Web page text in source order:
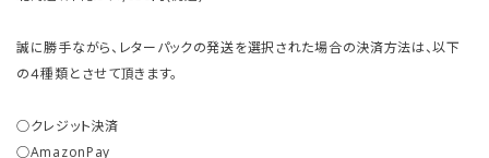
誠に勝手ながら、レターパックの発送を選択された場合の決済方法は、以下
の４種類とさせて頂きます。
○クレジット決済
○AmazonPay